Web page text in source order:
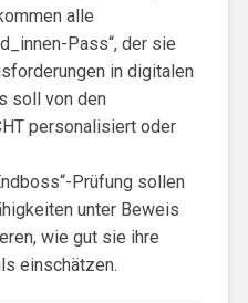
alle
Pass“, der sie
in digitalen
soll von den
personalisiert oder
Prüfung sollen
unter Beweis
wie gut sie ihre
einschätzen.